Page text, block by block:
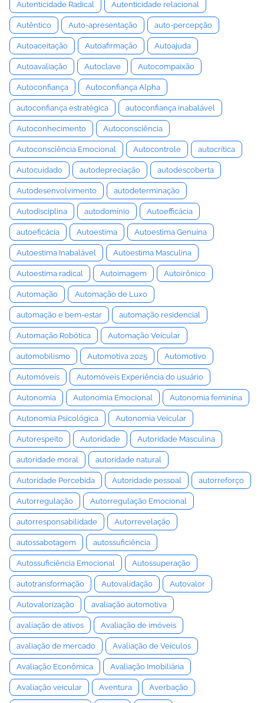
Autenticidade Radical Autenticidade relacional
Autêntico Auto-apresentação auto-percepção
Autoaceitação Autoafirmação Autoajuda
Autoavaliação Autoclave Autocompaixão
Autoconfiança Autoconfiança Alpha
autoconfiança estratégica autoconfiança inabalável
Autoconhecimento Autoconsciência
Autoconsciência Emocional Autocontrole autocrítica
Autocuidado autodepreciação autodescoberta
Autodesenvolvimento autodeterminação
Autodisciplina autodomínio Autoefficácia
autoeficácia Autoestima Autoestima Genuína
Autoestima Inabalável Autoestima Masculina
Autoestima radical Autoimagem Autoirônico
Automação Automação de Luxo
automação e bem-estar automação residencial
Automação Robótica Automação Veicular
automobilismo Automotiva 2025 Automotivo
Automóveis Automóveis Experiência do usuário
Autonomia Autonomia Emocional Autonomia feminina
Autonomia Psicológica Autonomia Veicular
Autorespeito Autoridade Autoridade Masculina
autoridade moral autoridade natural
Autoridade Percebida Autoridade pessoal autorreforço
Autorregulação Autorregulação Emocional
autorresponsabilidade Autorrevelação
autossabotagem autossuficiência
Autossuficiência Emocional Autossuperação
autotransformação Autovalidação Autovalor
Autovalorização avaliação automotiva
avaliação de ativos Avaliação de imóveis
avaliação de mercado Avaliação de Veículos
Avaliação Econômica Avaliação Imobiliária
Avaliação veicular Aventura Averbação